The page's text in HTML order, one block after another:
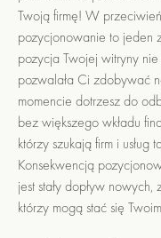
Twoją firmę! W
pozycjonowanie to jeden
pozycja Twojej witryny
pozwalała Ci zdobywać
momencie dotrzesz do
bez większego wkładu
którzy szukają firm i usług
Konsekwencją
jest stały dopływ nowych,
którzy mogą stać się